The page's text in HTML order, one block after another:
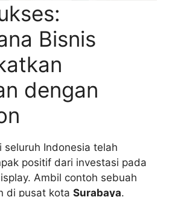
Bisnis
dengan
seluruh Indonesia telah
positif dari investasi pada
Ambil contoh sebuah
di pusat kota Surabaya.